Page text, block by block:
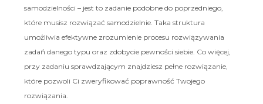
samodzielności – jest to zadanie podobne do poprzedniego,
które musisz rozwiązać samodzielnie. Taka struktura
umożliwia efektywne zrozumienie procesu rozwiązywania
zadań danego typu oraz zdobycie pewności siebie. Co więcej,
przy zadaniu sprawdzającym znajdziesz pełne rozwiązanie,
które pozwoli Ci zweryfikować poprawność Twojego
rozwiązania.